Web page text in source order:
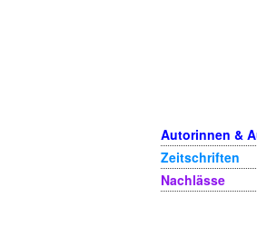
Autorinnen &
Zeitschriften
Nachlässe